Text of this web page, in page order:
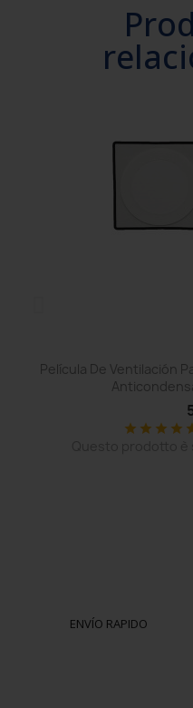
Película De Ventilación
star star star star
ENVÍO RAPIDO